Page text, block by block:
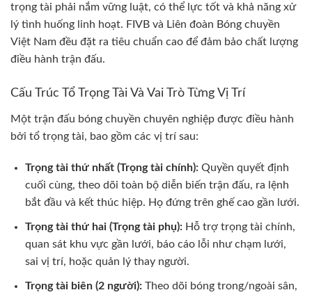
trọng tài phải nắm vững luật, có thể lực tốt và khả năng xử
lý tình huống linh hoạt. FIVB và Liên đoàn Bóng chuyền
Việt Nam đều đặt ra tiêu chuẩn cao để đảm bảo chất lượng
điều hành trận đấu.
Cấu Trúc Tổ Trọng Tài Và Vai Trò Từng Vị Trí
Một trận đấu bóng chuyền chuyên nghiệp được điều hành
bởi tổ trọng tài, bao gồm các vị trí sau:
Trọng tài thứ nhất (Trọng tài chính):Quyền quyết định
cuối cùng, theo dõi toàn bộ diễn biến trận đấu, ra lệnh
bắt đầu và kết thúc hiệp. Họ đứng trên ghế cao gần lưới.
Trọng tài thứ hai (Trọng tài phụ):Hỗ trợ trọng tài chính,
quan sát khu vực gần lưới, báo cáo lỗi như chạm lưới,
sai vị trí, hoặc quản lý thay người.
Trọng tài biên (2 người):Theo dõi bóng trong/ngoài sân,